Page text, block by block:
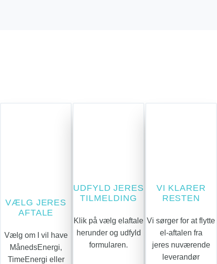
VÆLG JERES
AFTALE
Vælg om I vil have
MånedsEnergi,
TimeEnergi eller
UDFYLD JERES
TILMELDING
Klik på vælg elaftale
herunder og udfyld
formularen.
VI KLARER
RESTEN
Vi sørger for at flytte
el-aftalen fra
jeres nuværende
leverandør